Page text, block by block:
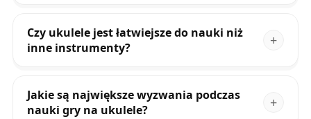
Czy ukulele jest łatwiejsze do nauki niż
inne instrumenty?
Jakie są największe wyzwania podczas
nauki gry na ukulele?